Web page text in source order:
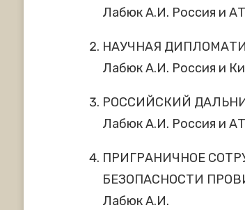
Лабюк А.И. Россия и
НАУЧНАЯ
Лабюк А.И. Россия и
РОССИЙСКИЙ
Лабюк А.И. Россия и
ПРИГРАНИЧНОЕ
БЕЗОПАСНОСТИ
Лабюк А.И.